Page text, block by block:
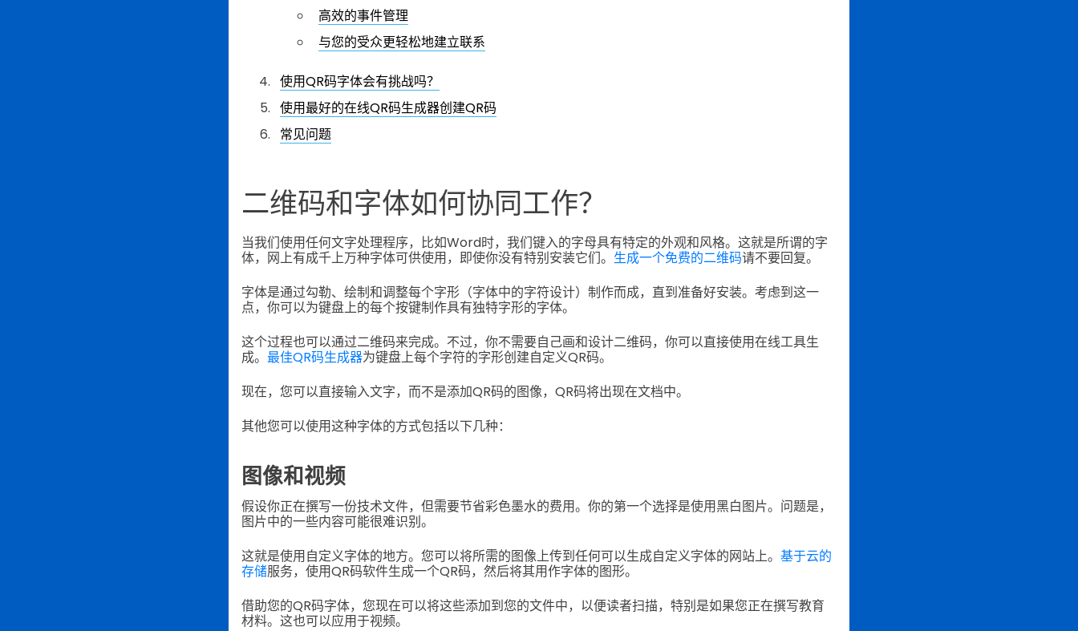
高效的事件管理
与您的受众更轻松地建立联系
使用QR码字体会有挑战吗？
使用最好的在线QR码生成器创建QR码
常见问题
二维码和字体如何协同工作？
当我们使用任何文字处理程序，比如Word时，我们键入的字母具有特定的外观和风格。这就是所谓的字
体，网上有成千上万种字体可供使用，即使你没有特别安装它们。 生成一个免费的二维码请不要回复。
字体是通过勾勒、绘制和调整每个字形（字体中的字符设计）制作而成，直到准备好安装。考虑到这一
点，你可以为键盘上的每个按键制作具有独特字形的字体。
这个过程也可以通过二维码来完成。不过，你不需要自己画和设计二维码，你可以直接使用在线工具生
成。 最佳QR码生成器为键盘上每个字符的字形创建自定义QR码。
现在，您可以直接输入文字，而不是添加QR码的图像，QR码将出现在文档中。
其他您可以使用这种字体的方式包括以下几种：
图像和视频
假设你正在撰写一份技术文件，但需要节省彩色墨水的费用。你的第一个选择是使用黑白图片。问题是，
图片中的一些内容可能很难识别。
这就是使用自定义字体的地方。您可以将所需的图像上传到任何可以生成自定义字体的网站上。 基于云的
存储服务，使用QR码软件生成一个QR码，然后将其用作字体的图形。
借助您的QR码字体，您现在可以将这些添加到您的文件中，以便读者扫描，特别是如果您正在撰写教育
材料。这也可以应用于视频。